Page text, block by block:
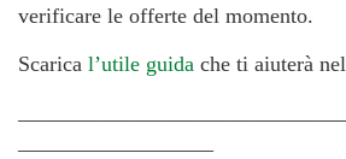
verificare le offerte del momento.
Scarica l’utile guida che ti aiuterà